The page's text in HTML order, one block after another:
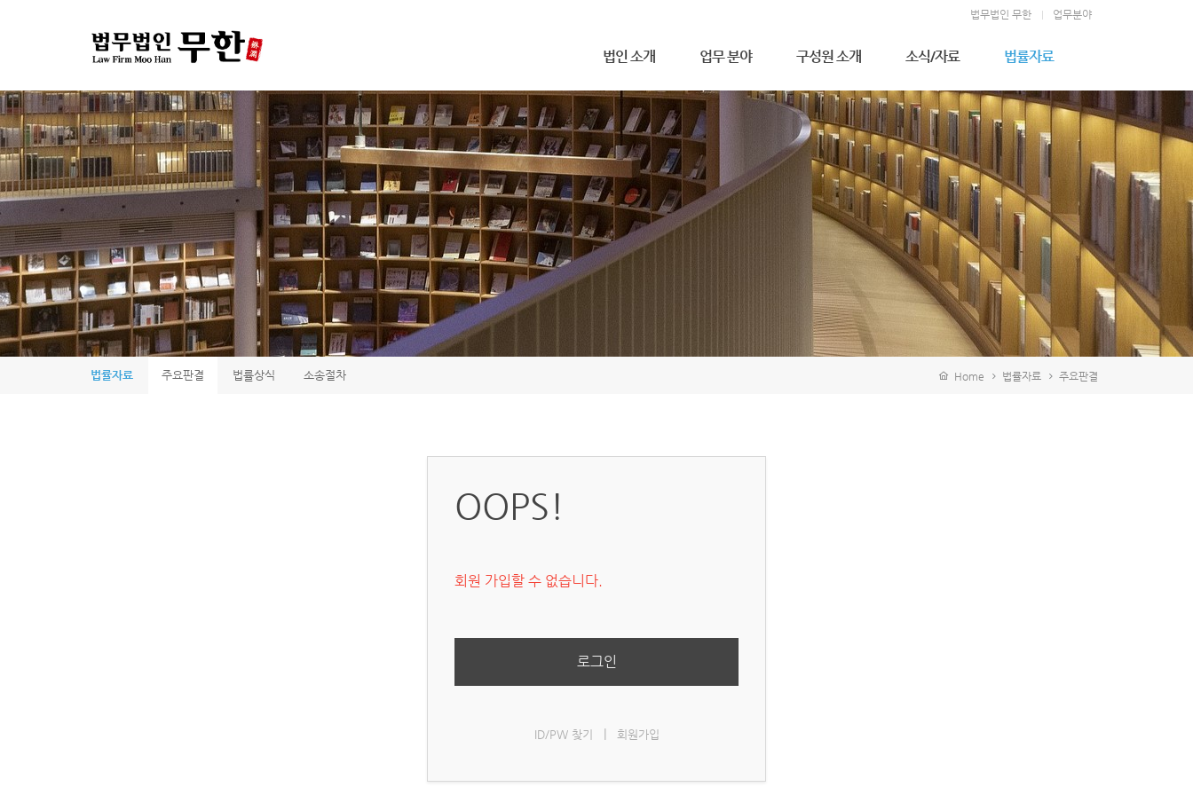
법무법인 무한 업무분야
법인 소개
무한 소개
사무소 위치
업무 분야 구성원 소개
우성만 고문변호사
김형천 고문변호사
전상훈 대표변호사
김덕길 대표변호사
이상완 대표변호사
정영석 구성원변호사
김영일 고문
이지영 변호사
김완휘 변호사
지승연 변호사
강기문 변호사
김병진 변호사
배진영 변호사
소식/자료
무한소식
법률자료
주요판결
법률상식
소송절차
법률자료 주요판결 법률상식 소송절차 Home 법률자료 주요판결
OOPS!
회원 가입할 수 없습니다.
로그인
ID/PW 찾기 회원가입